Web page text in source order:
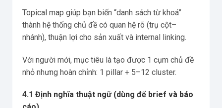
Topical map giúp bạn biến “danh sách từ khoá”
thành hệ thống chủ đề có quan hệ rõ (trụ cột–
nhánh), thuận lợi cho sản xuất và internal linking.
Với người mới, mục tiêu là tạo được 1 cụm chủ đề
nhỏ nhưng hoàn chỉnh: 1 pillar + 5–12 cluster.
4.1 Định nghĩa thuật ngữ (dùng để brief và báo